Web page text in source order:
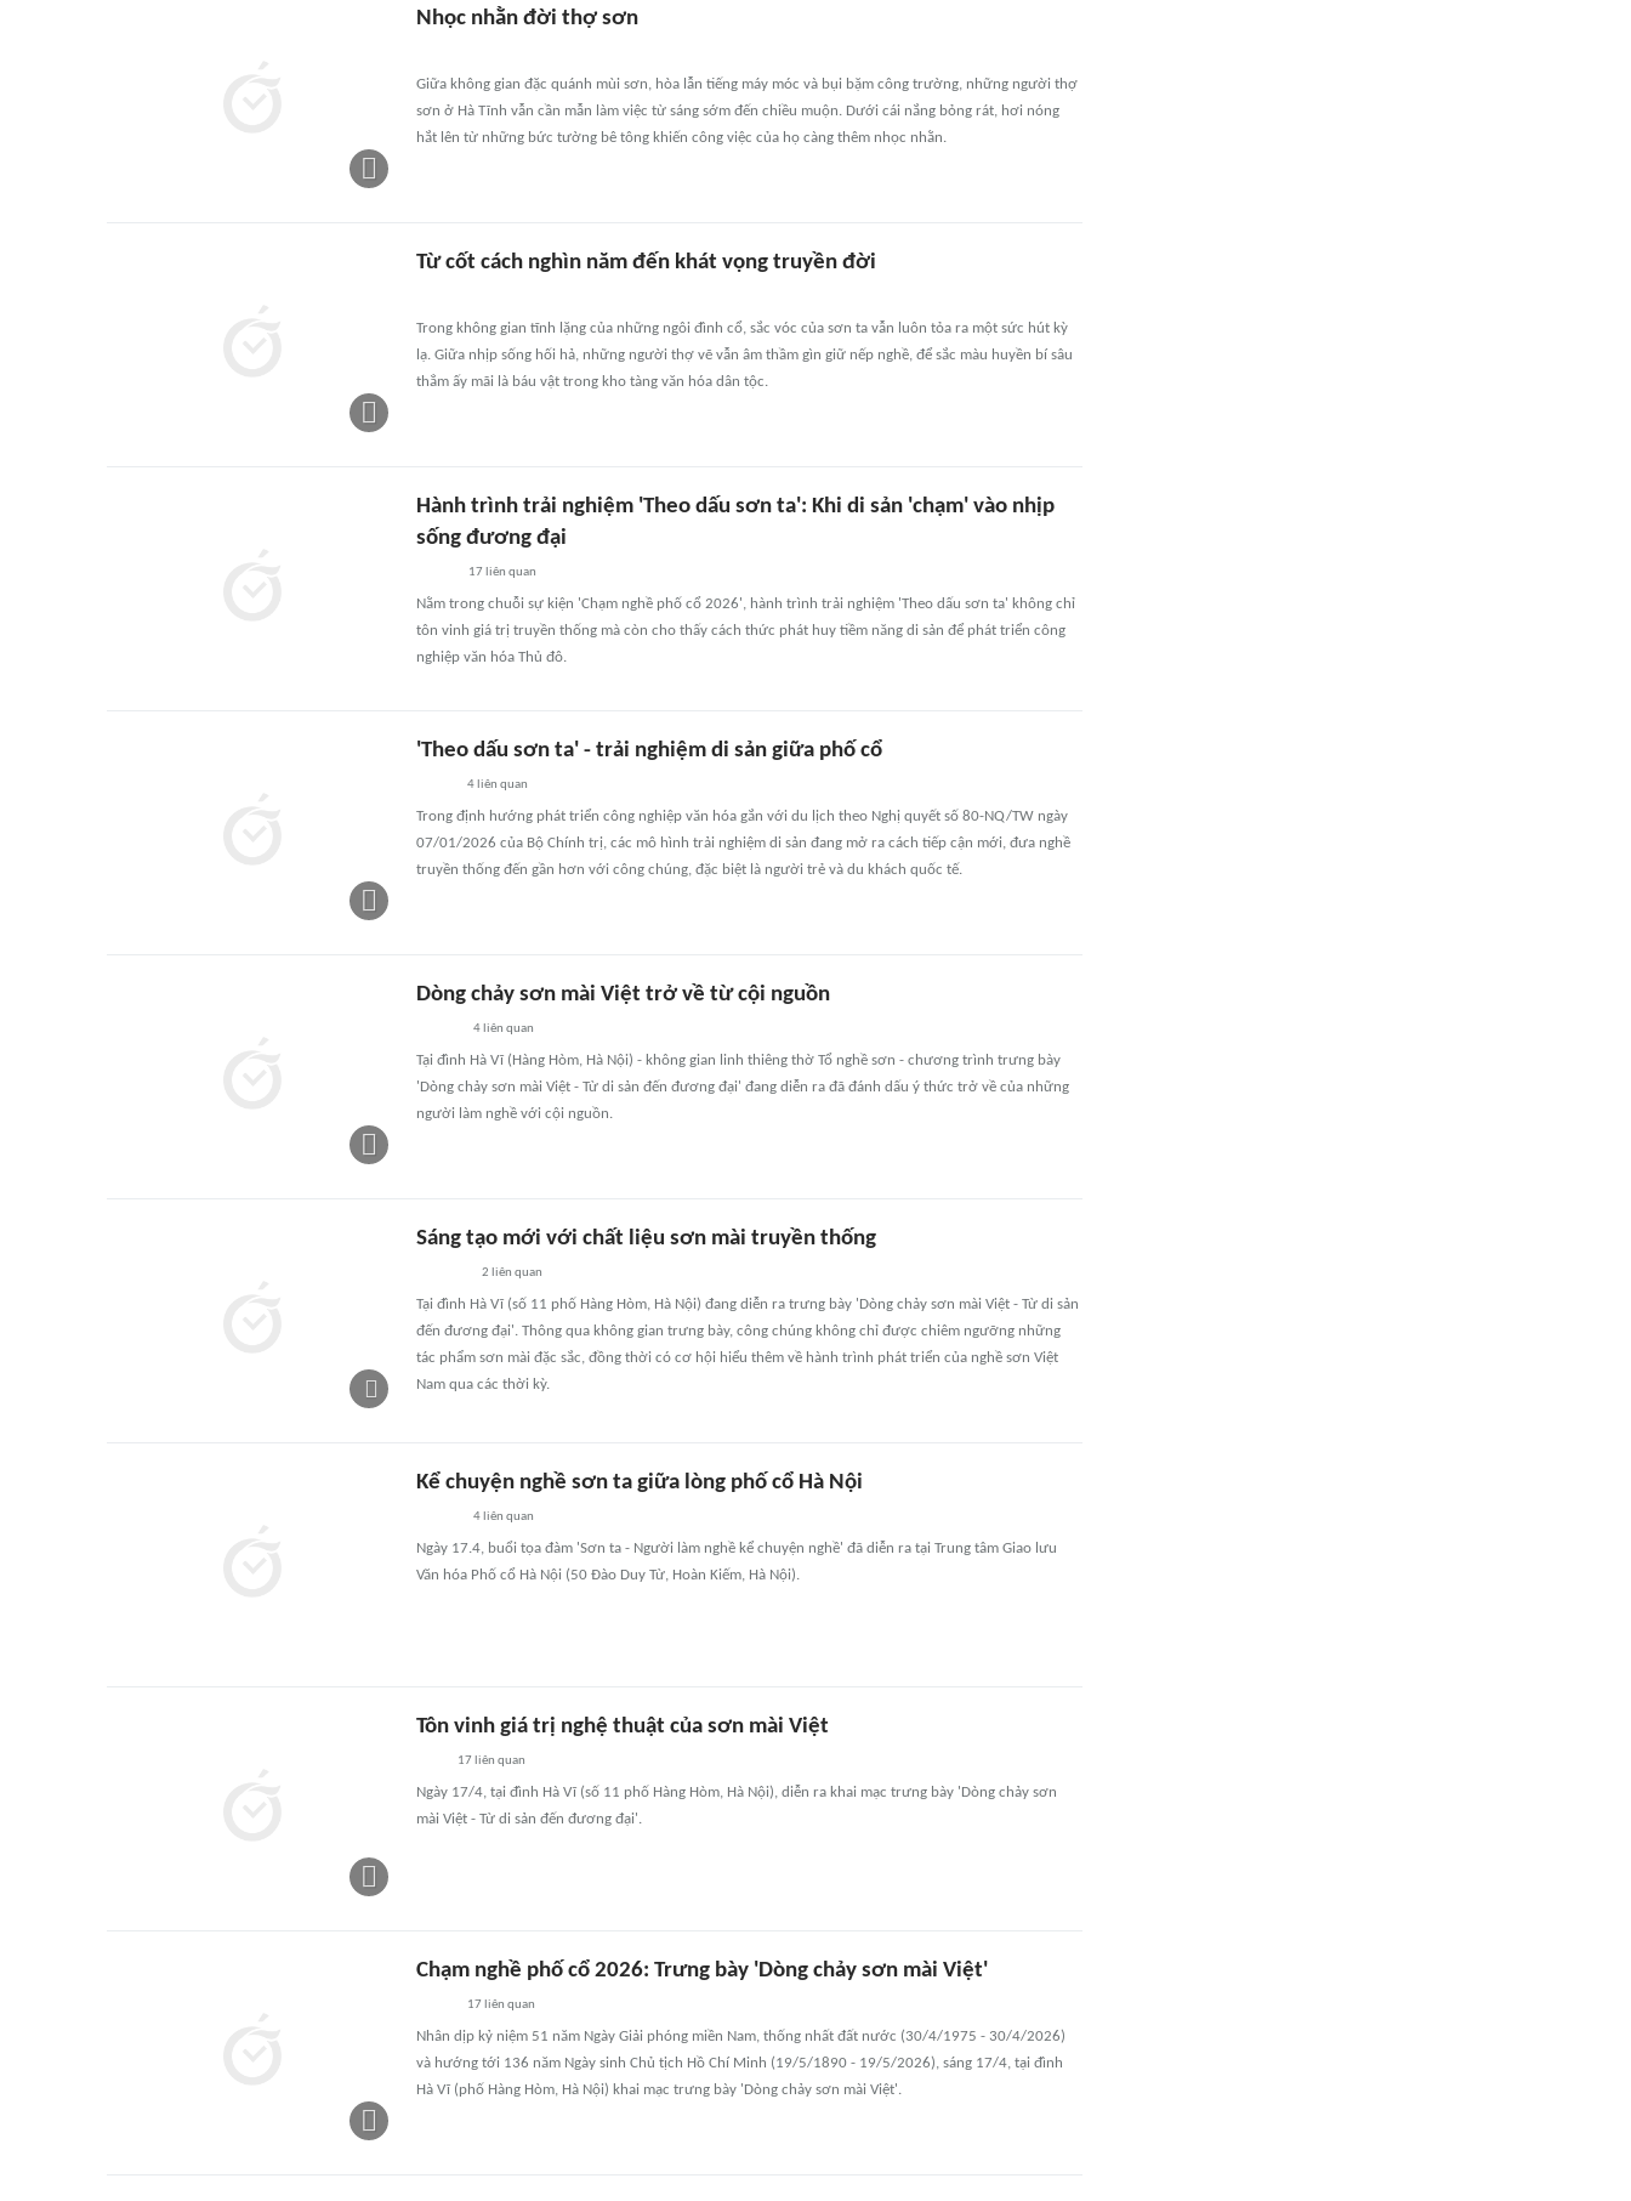
Nhọc nhằn đời thợ sơn
Giữa không gian đặc quánh mùi sơn, hòa lẫn tiếng máy móc và bụi bặm công trường, những người thợ
sơn ở Hà Tĩnh vẫn cần mẫn làm việc từ sáng sớm đến chiều muộn. Dưới cái nắng bỏng rát, hơi nóng
hắt lên từ những bức tường bê tông khiến công việc của họ càng thêm nhọc nhằn.
Từ cốt cách nghìn năm đến khát vọng truyền đời
Trong không gian tĩnh lặng của những ngôi đình cổ, sắc vóc của sơn ta vẫn luôn tỏa ra một sức hút kỳ
lạ. Giữa nhịp sống hối hả, những người thợ vẽ vẫn âm thầm gìn giữ nếp nghề, để sắc màu huyền bí sâu
thẳm ấy mãi là báu vật trong kho tàng văn hóa dân tộc.
Hành trình trải nghiệm 'Theo dấu sơn ta': Khi di sản 'chạm' vào nhịp
sống đương đại
17liên quan
Nằm trong chuỗi sự kiện 'Chạm nghề phố cổ 2026', hành trình trải nghiệm 'Theo dấu sơn ta' không chỉ
tôn vinh giá trị truyền thống mà còn cho thấy cách thức phát huy tiềm năng di sản để phát triển công
nghiệp văn hóa Thủ đô.
'Theo dấu sơn ta' - trải nghiệm di sản giữa phố cổ
4 liên quan
Trong định hướng phát triển công nghiệp văn hóa gắn với du lịch theo Nghị quyết số 80-NQ/TW ngày
07/01/2026 của Bộ Chính trị, các mô hình trải nghiệm di sản đang mở ra cách tiếp cận mới, đưa nghề
truyền thống đến gần hơn với công chúng, đặc biệt là người trẻ và du khách quốc tế.
Dòng chảy sơn mài Việt trở về từ cội nguồn
4 liên quan
Tại đình Hà Vĩ (Hàng Hòm, Hà Nội) - không gian linh thiêng thờ Tổ nghề sơn - chương trình trưng bày
'Dòng chảy sơn mài Việt - Từ di sản đến đương đại' đang diễn ra đã đánh dấu ý thức trở về của những
người làm nghề với cội nguồn.
Sáng tạo mới với chất liệu sơn mài truyền thống
2 liên quan
Tại đình Hà Vĩ (số 11 phố Hàng Hòm, Hà Nội) đang diễn ra trưng bày 'Dòng chảy sơn mài Việt - Từ di sản
đến đương đại'. Thông qua không gian trưng bày, công chúng không chỉ được chiêm ngưỡng những
tác phẩm sơn mài đặc sắc, đồng thời có cơ hội hiểu thêm về hành trình phát triển của nghề sơn Việt
Nam qua các thời kỳ.
Kể chuyện nghề sơn ta giữa lòng phố cổ Hà Nội
4liên quan
Ngày 17.4, buổi tọa đàm 'Sơn ta - Người làm nghề kể chuyện nghề' đã diễn ra tại Trung tâm Giao lưu
Văn hóa Phố cổ Hà Nội (50 Đào Duy Từ, Hoàn Kiếm, Hà Nội).
Tôn vinh giá trị nghệ thuật của sơn mài Việt
17liên quan
Ngày 17/4, tại đình Hà Vĩ (số 11 phố Hàng Hòm, Hà Nội), diễn ra khai mạc trưng bày 'Dòng chảy sơn
mài Việt - Từ di sản đến đương đại'.
Chạm nghề phố cổ 2026: Trưng bày 'Dòng chảy sơn mài Việt'
17 liên quan
Nhân dịp kỷ niệm 51 năm Ngày Giải phóng miền Nam, thống nhất đất nước (30/4/1975 - 30/4/2026)
và hướng tới 136 năm Ngày sinh Chủ tịch Hồ Chí Minh (19/5/1890 - 19/5/2026), sáng 17/4, tại đình
Hà Vĩ (phố Hàng Hòm, Hà Nội) khai mạc trưng bày 'Dòng chảy sơn mài Việt'.